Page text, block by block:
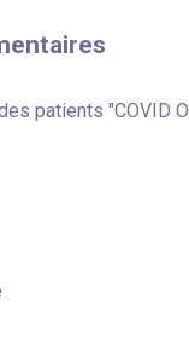
patients "COVID